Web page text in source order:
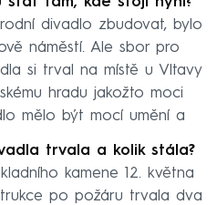
divadlo zbudovat, bylo
náměstí. Ale sbor pro
si trval na místě u Vltavy
hradu jakožto moci
mělo být mocí umění a
trvala a kolik stála?
kamene 12. května
po požáru trvala dva